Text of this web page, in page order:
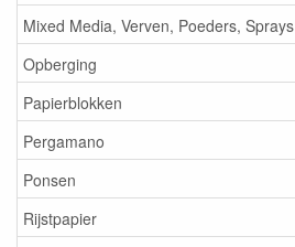
Mixed Media, Verven, Poeders, Sprays
Opberging
Papierblokken
Pergamano
Ponsen
Rijstpapier